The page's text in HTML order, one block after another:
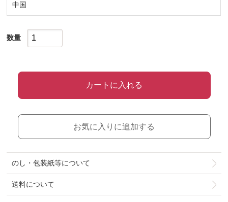
中国
数量
カートに入れる
お気に入りに追加する
のし・包装紙等について
送料について